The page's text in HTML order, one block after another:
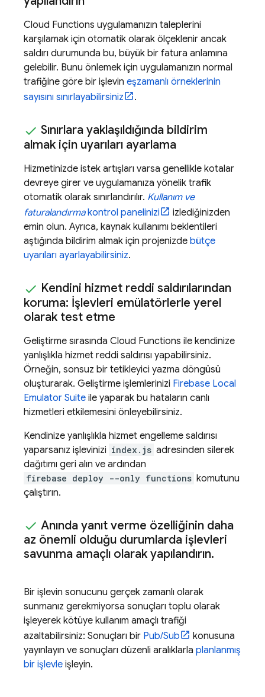
Cloud Functions uygulamanızın taleplerini
karşılamak için otomatik olarak ölçeklenir ancak
saldırı durumunda bu, büyük bir fatura anlamına
gelebilir. Bunu önlemek için uygulamanızın normal
trafiğine göre bir işlevin eşzamanlı örneklerinin
sayısını sınırlayabilirsiniz
.
Sınırlara yaklaşıldığında bildirim
almak için uyarıları ayarlama
Hizmetinizde istek artışları varsa genellikle kotalar
devreye girer ve uygulamanıza yönelik trafik
otomatik olarak sınırlandırılır. Kullanım ve
faturalandırmakontrol panelinizi
izlediğinizden
emin olun. Ayrıca, kaynak kullanımı beklentileri
aştığında bildirim almak için projenizde bütçe
uyarıları ayarlayabilirsiniz.
Kendini hizmet reddi saldırılarından
koruma: İşlevleri emülatörlerle yerel
olarak test etme
Geliştirme sırasında Cloud Functions ile kendinize
yanlışlıkla hizmet reddi saldırısı yapabilirsiniz.
Örneğin, sonsuz bir tetikleyici yazma döngüsü
oluşturarak. Geliştirme işlemlerinizi Firebase Local
Emulator Suite ile yaparak bu hataların canlı
hizmetleri etkilemesini önleyebilirsiniz.
Kendinize yanlışlıkla hizmet engelleme saldırısı
yaparsanız işlevinizi index.js adresinden silerek
dağıtımı geri alın ve ardından
firebase deploy --only functions komutunu
çalıştırın.
Anında yanıt verme özelliğinin daha
az önemli olduğu durumlarda işlevleri
savunma amaçlı olarak yapılandırın.
Bir işlevin sonucunu gerçek zamanlı olarak
sunmanız gerekmiyorsa sonuçları toplu olarak
işleyerek kötüye kullanım amaçlı trafiği
azaltabilirsiniz: Sonuçları bir Pub/Sub
konusuna
yayınlayın ve sonuçları düzenli aralıklarla planlanmış
bir işlevle işleyin.